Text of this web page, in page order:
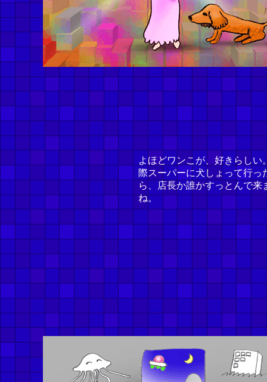
よほどワンこが、好きらしい
際スーパーに犬しょって行っ
ら、店長か誰かすっとんで来
ね。